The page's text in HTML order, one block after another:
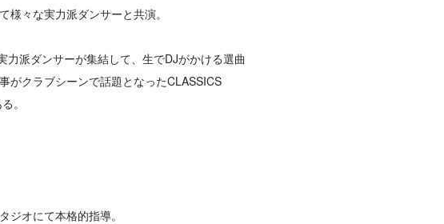
様々な実力派ダンサーと共演。
力派ダンサーが集結して、生でDJがかける選曲
がクラブシーンで話題となったCLASSICS
。
ジオにて本格的指導。